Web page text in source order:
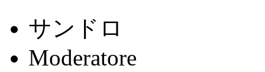
サンドロ
Moderatore